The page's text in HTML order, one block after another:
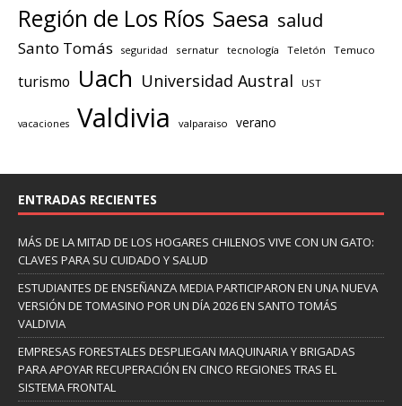
Región de Los Ríos Saesa salud
Santo Tomás seguridad sernatur tecnología Teletón Temuco
turismo Uach Universidad Austral UST
vacaciones Valdivia valparaiso verano
ENTRADAS RECIENTES
MÁS DE LA MITAD DE LOS HOGARES CHILENOS VIVE CON UN GATO:
CLAVES PARA SU CUIDADO Y SALUD
ESTUDIANTES DE ENSEÑANZA MEDIA PARTICIPARON EN UNA NUEVA
VERSIÓN DE TOMASINO POR UN DÍA 2026 EN SANTO TOMÁS
VALDIVIA
EMPRESAS FORESTALES DESPLIEGAN MAQUINARIA Y BRIGADAS
PARA APOYAR RECUPERACIÓN EN CINCO REGIONES TRAS EL
SISTEMA FRONTAL